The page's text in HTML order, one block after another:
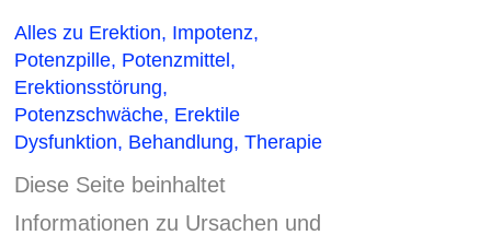
Alles zu Erektion, Impotenz,
Potenzpille, Potenzmittel,
Erektionsstörung,
Potenzschwäche, Erektile
Dysfunktion, Behandlung, Therapie
Diese Seite beinhaltet
Informationen zu Ursachen und